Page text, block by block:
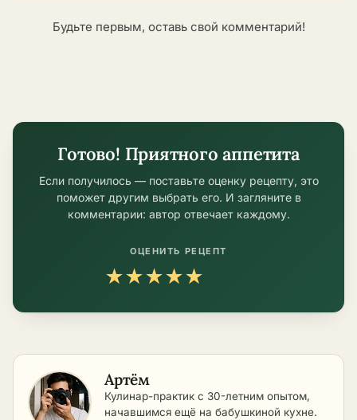
Будьте первым, оставь свой комментарий!
Готово! Приятного аппетита
Если получилось — поставьте оценку рецепту, это
поможет другим выбрать его. И загляните в
комментарии: автор отвечает каждому.
ОЦЕНИТЬ РЕЦЕПТ
★★★★★
Артём
Кулинар-практик с 30-летним опытом,
начавшимся ещё на бабушкиной кухне.